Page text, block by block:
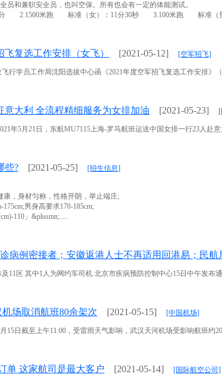
员和兼职安全员，也叫空保。所有也会有一定的体能测试。
分 2.1500米跑 标准（女）：11分30秒 3.100米跑 标准（
复选工作安排（女飞） [2021-05-12] [空军招飞]
行学员工作局沈阳选拔中心函《2021年度空军招飞复选工作安排》
意大利 全流程精细服务为女排加油 [2021-05-23]
5月21日，东航MU7115上海-罗马航班运送中国女排一行23人赴
些? [2021-05-25] [招生信息]
康，身材匀称，性格开朗，举止端庄;
男身高要求170-185cm;
110」&plusmn;.....
病例密接者；安徽返港人士不再适用回港易；民航
11区 其中1人为网约车司机 北京市疾病预防控制中心15日中午发布
场取消航班80余架次 [2021-05-15] [中国机场]
日截至上午11:00，受雷雨天气影响，武汉天河机场受影响航班
单 这家航司是最大客户 [2021-05-14] [国际航空公司]